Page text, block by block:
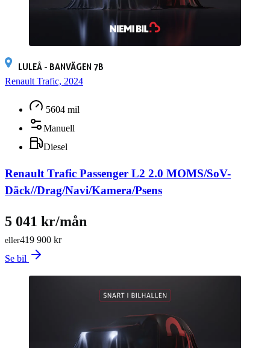
LULEÅ - BANVÄGEN 7B
Renault Trafic, 2024
5604 mil
Manuell
Diesel
Renault Trafic Passenger L2 2.0 MOMS/SoV-
Däck//Drag/Navi/Kamera/Psens
419 900 kr
eller
5 041 kr/mån
Se bil